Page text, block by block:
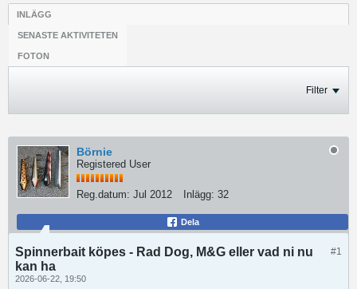
INLÄGG
SENASTE AKTIVITETEN
FOTON
Filter
Börnie
Registered User
Reg.datum: Jul 2012 Inlägg: 32
Dela
#1
Spinnerbait köpes - Rad Dog, M&G eller vad ni nu
kan ha
2026-06-22, 19:50